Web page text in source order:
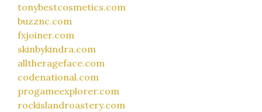
tonybestcosmetics.com
buzznc.com
fxjoiner.com
skinbykindra.com
alltherageface.com
codenational.com
progameexplorer.com
rockislandroastery.com